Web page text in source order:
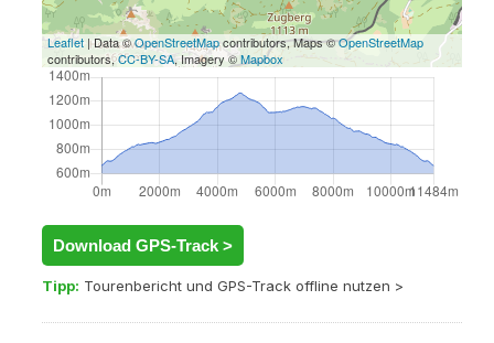
Leaflet| Data ©OpenStreetMapcontributors, Maps ©OpenStreetMap
contributors,CC-BY-SA, Imagery ©Mapbox
Download GPS-Track >
Tipp: Tourenbericht und GPS-Track offline nutzen >